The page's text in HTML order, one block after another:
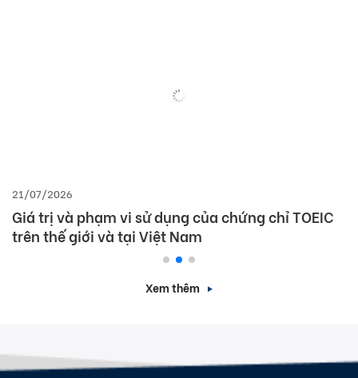
21/07/2026
Giá trị và phạm vi sử dụng của chứng chỉ TOEIC
trên thế giới và tại Việt Nam
Xem thêm